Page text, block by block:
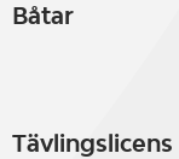
Båtar
Tävlingslicens